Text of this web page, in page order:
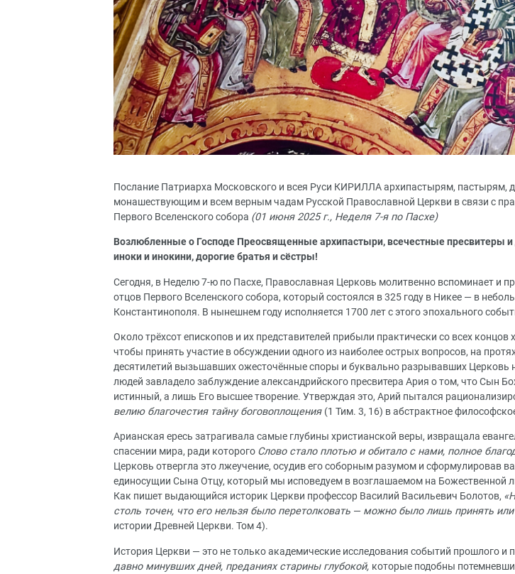
Послание Патриарха Московского и всея Руси КИРИЛЛА архипастырям, пастырям,
монашествующим и всем верным чадам Русской Православной Церкви в связи с
Первого Вселенского собора (01 июня 2025 г., Неделя 7-я по Пасхе)
Возлюбленные о Господе Преосвященные архипастыри, всечестные пресвитеры
иноки и инокини,дорогие братья и сёстры!
Сегодня, в Неделю 7-ю по Пасхе, Православная Церковь молитвенно вспоминает и
отцов Первого Вселенского собора, который состоялся в 325 году в Никее — в
Константинополя. В нынешнем году исполняется 1700 лет с этого эпохального
Около трёхсот епископов и их представителей прибыли практически со всех концов
чтобы принять участие в обсуждении одного из наиболее острых вопросов, на
десятилетий вызьшавших ожесточённые споры и буквально разрывавших Церковь
людей завладело заблуждение александрийского пресвитера Ария о том, что Сын
истинный, а лишь Его высшее творение. Утверждая это, Арий пытался
велию благочестия тайну боговоплощения (1 Тим. 3, 16) в абстрактное
Арианская ересь затрагивала самые глубины христианской веры, извращала
спасении мира, ради которого Слово стало плотью и обитало с нами, полное
Церковь отвергла это лжеучение, осудив его соборным разумом и сформулировав
единосущии Сына Отцу, который мы исповедуем в возглашаемом на Божественной
Как пишет выдающийся историк Церкви профессор Василий Васильевич Болотов,
столь точен, что его нельзя было перетолковать — можно было лишь принять или
истории Древней Церкви. Том 4).
История Церкви — это не только академические исследования событий прошлого и
давно минувших дней, преданиях старины глубокой, которые подобны